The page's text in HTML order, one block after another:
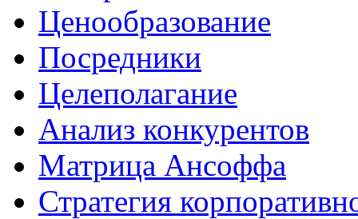
Ценообразование
Посредники
Целеполагание
Анализ конкурентов
Матрица Ансоффа
Стратегия